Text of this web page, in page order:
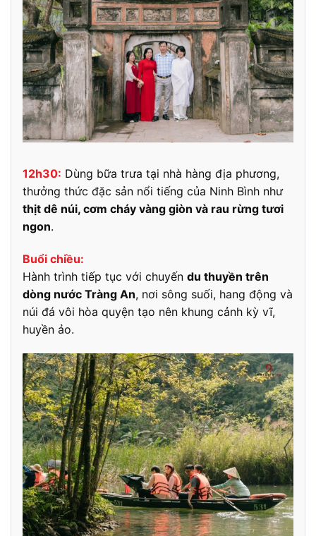
12h30: Dùng bữa trưa tại nhà hàng địa phương,
thưởng thức đặc sản nổi tiếng của Ninh Bình như
thịt dê núi, cơm cháy vàng giòn và rau rừng tươi
ngon.
Buổi chiều:
Hành trình tiếp tục với chuyến du thuyền trên
dòng nước Tràng An, nơi sông suối, hang động và
núi đá vôi hòa quyện tạo nên khung cảnh kỳ vĩ,
huyền ảo.